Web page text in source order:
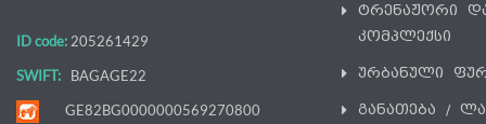
ID code: 205261429
SWIFT:
BAGAGE22
GE82BG0000000569270800
ტრენაჟორი
კომპლექსი
ურბანული
განათება /